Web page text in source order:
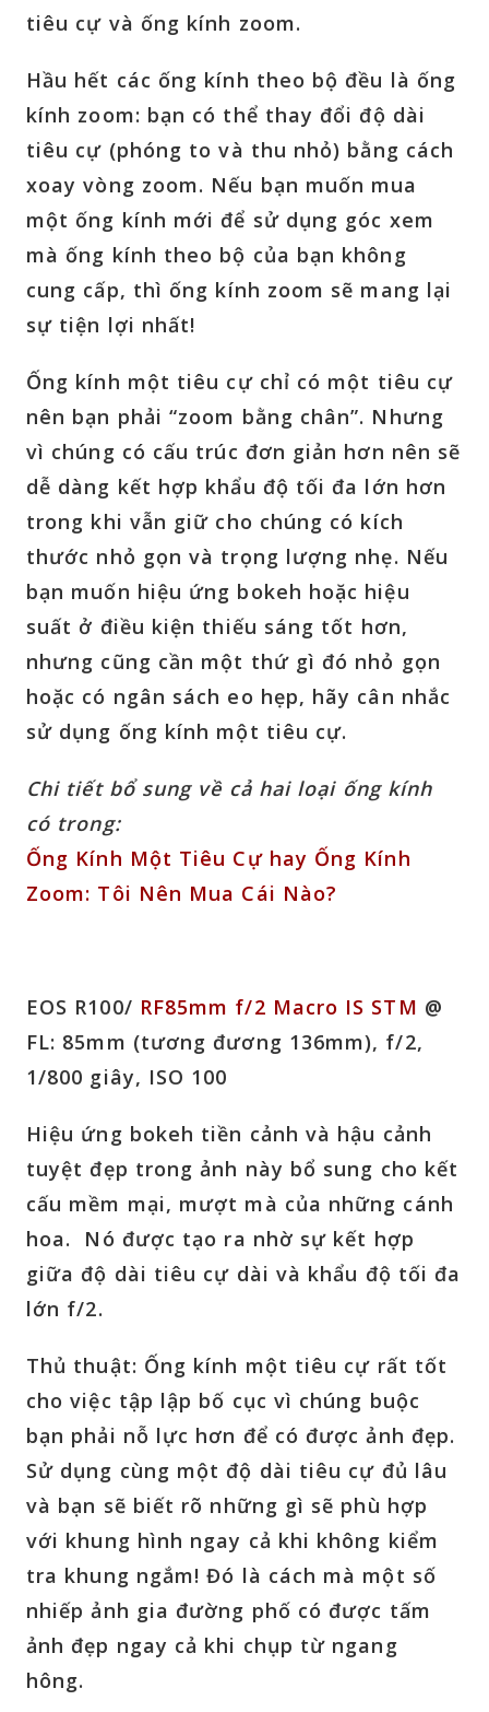
tiêu cự và ống kính zoom.
Hầu hết các ống kính theo bộ đều là ống
kính zoom: bạn có thể thay đổi độ dài
tiêu cự (phóng to và thu nhỏ) bằng cách
xoay vòng zoom. Nếu bạn muốn mua
một ống kính mới để sử dụng góc xem
mà ống kính theo bộ của bạn không
cung cấp, thì ống kính zoom sẽ mang lại
sự tiện lợi nhất!
Ống kính một tiêu cự chỉ có một tiêu cự
nên bạn phải “zoom bằng chân”. Nhưng
vì chúng có cấu trúc đơn giản hơn nên sẽ
dễ dàng kết hợp khẩu độ tối đa lớn hơn
trong khi vẫn giữ cho chúng có kích
thước nhỏ gọn và trọng lượng nhẹ. Nếu
bạn muốn hiệu ứng bokeh hoặc hiệu
suất ở điều kiện thiếu sáng tốt hơn,
nhưng cũng cần một thứ gì đó nhỏ gọn
hoặc có ngân sách eo hẹp, hãy cân nhắc
sử dụng ống kính một tiêu cự.
Chi tiết bổ sung về cả hai loại ống kính
có trong:
Ống Kính Một Tiêu Cự hay Ống Kính
Zoom: Tôi Nên Mua Cái Nào?
EOS R100/ RF85mm f/2 Macro IS STM @
FL: 85mm (tương đương 136mm), f/2,
1/800 giây, ISO 100
Hiệu ứng bokeh tiền cảnh và hậu cảnh
tuyệt đẹp trong ảnh này bổ sung cho kết
cấu mềm mại, mượt mà của những cánh
hoa. Nó được tạo ra nhờ sự kết hợp
giữa độ dài tiêu cự dài và khẩu độ tối đa
lớn f/2.
Thủ thuật: Ống kính một tiêu cự rất tốt
cho việc tập lập bố cục vì chúng buộc
bạn phải nỗ lực hơn để có được ảnh đẹp.
Sử dụng cùng một độ dài tiêu cự đủ lâu
và bạn sẽ biết rõ những gì sẽ phù hợp
với khung hình ngay cả khi không kiểm
tra khung ngắm! Đó là cách mà một số
nhiếp ảnh gia đường phố có được tấm
ảnh đẹp ngay cả khi chụp từ ngang
hông.